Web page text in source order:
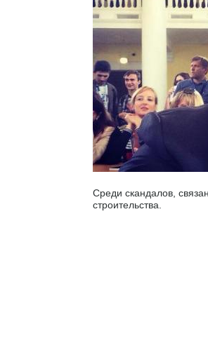
Среди скандалов,
строительства.